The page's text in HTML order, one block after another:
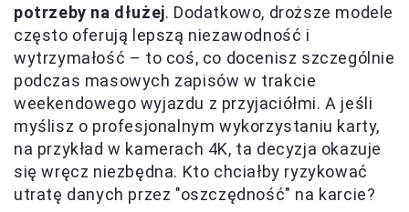
potrzeby na dłużej. Dodatkowo, droższe modele
często oferują lepszą niezawodność i
wytrzymałość – to coś, co docenisz szczególnie
podczas masowych zapisów w trakcie
weekendowego wyjazdu z przyjaciółmi. A jeśli
myślisz o profesjonalnym wykorzystaniu karty,
na przykład w kamerach 4K, ta decyzja okazuje
się wręcz niezbędna. Kto chciałby ryzykować
utratę danych przez "oszczędność" na karcie?